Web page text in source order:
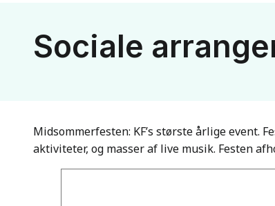
Sociale
Midsommerfesten: KF’s største årlige event.
aktiviteter, og masser af live musik. Festen